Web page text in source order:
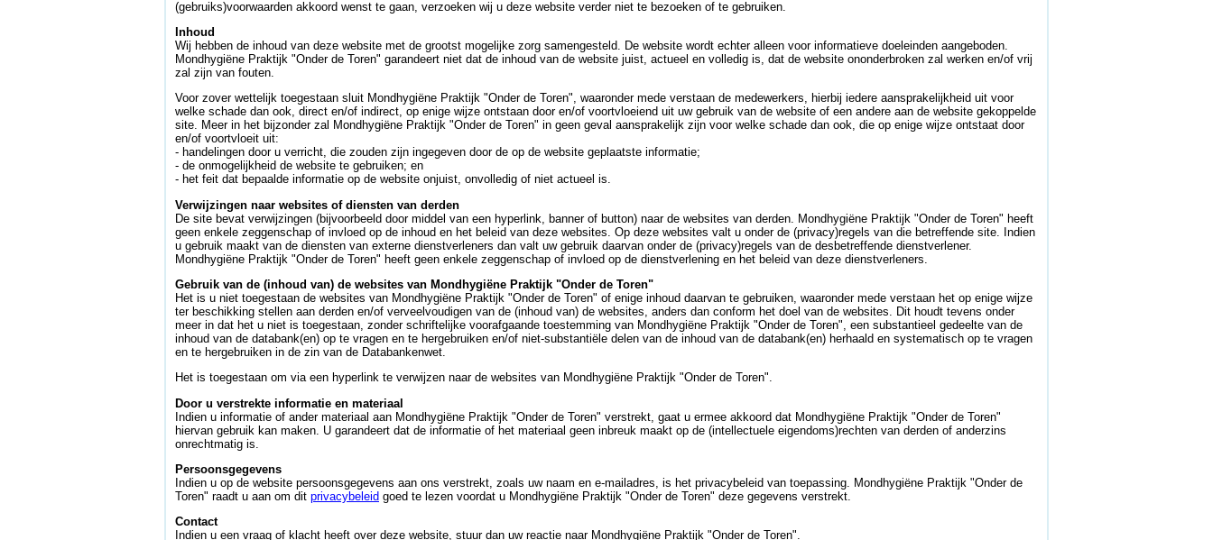
(gebruiks)voorwaarden akkoord wenst te gaan, verzoeken wij u deze website verder niet te bezoeken of te gebruiken.
Inhoud
Wij hebben de inhoud van deze website met de grootst mogelijke zorg samengesteld. De website wordt echter alleen voor informatieve doeleinden aangeboden.
Mondhygiëne Praktijk "Onder de Toren" garandeert niet dat de inhoud van de website juist, actueel en volledig is, dat de website ononderbroken zal werken en/of vrij
zal zijn van fouten.
Voor zover wettelijk toegestaan sluit Mondhygiëne Praktijk "Onder de Toren", waaronder mede verstaan de medewerkers, hierbij iedere aansprakelijkheid uit voor
welke schade dan ook, direct en/of indirect, op enige wijze ontstaan door en/of voortvloeiend uit uw gebruik van de website of een andere aan de website gekoppelde
site. Meer in het bijzonder zal Mondhygiëne Praktijk "Onder de Toren" in geen geval aansprakelijk zijn voor welke schade dan ook, die op enige wijze ontstaat door
en/of voortvloeit uit:
- handelingen door u verricht, die zouden zijn ingegeven door de op de website geplaatste informatie;
- de onmogelijkheid de website te gebruiken; en
- het feit dat bepaalde informatie op de website onjuist, onvolledig of niet actueel is.
Verwijzingen naar websites of diensten van derden
De site bevat verwijzingen (bijvoorbeeld door middel van een hyperlink, banner of button) naar de websites van derden. Mondhygiëne Praktijk "Onder de Toren" heeft
geen enkele zeggenschap of invloed op de inhoud en het beleid van deze websites. Op deze websites valt u onder de (privacy)regels van die betreffende site. Indien
u gebruik maakt van de diensten van externe dienstverleners dan valt uw gebruik daarvan onder de (privacy)regels van de desbetreffende dienstverlener.
Mondhygiëne Praktijk "Onder de Toren" heeft geen enkele zeggenschap of invloed op de dienstverlening en het beleid van deze dienstverleners.
Gebruik van de (inhoud van) de websites van Mondhygiëne Praktijk "Onder de Toren"
Het is u niet toegestaan de websites van Mondhygiëne Praktijk "Onder de Toren" of enige inhoud daarvan te gebruiken, waaronder mede verstaan het op enige wijze
ter beschikking stellen aan derden en/of verveelvoudigen van de (inhoud van) de websites, anders dan conform het doel van de websites. Dit houdt tevens onder
meer in dat het u niet is toegestaan, zonder schriftelijke voorafgaande toestemming van Mondhygiëne Praktijk "Onder de Toren", een substantieel gedeelte van de
inhoud van de databank(en) op te vragen en te hergebruiken en/of niet-substantiële delen van de inhoud van de databank(en) herhaald en systematisch op te vragen
en te hergebruiken in de zin van de Databankenwet.
Het is toegestaan om via een hyperlink te verwijzen naar de websites van Mondhygiëne Praktijk "Onder de Toren".
Door u verstrekte informatie en materiaal
Indien u informatie of ander materiaal aan Mondhygiëne Praktijk "Onder de Toren" verstrekt, gaat u ermee akkoord dat Mondhygiëne Praktijk "Onder de Toren"
hiervan gebruik kan maken. U garandeert dat de informatie of het materiaal geen inbreuk maakt op de (intellectuele eigendoms)rechten van derden of anderzins
onrechtmatig is.
Persoonsgegevens
Indien u op de website persoonsgegevens aan ons verstrekt, zoals uw naam en e-mailadres, is het privacybeleid van toepassing. Mondhygiëne Praktijk "Onder de
Toren" raadt u aan om dit privacybeleid goed te lezen voordat u Mondhygiëne Praktijk "Onder de Toren" deze gegevens verstrekt.
Contact
Indien u een vraag of klacht heeft over deze website, stuur dan uw reactie naar Mondhygiëne Praktijk "Onder de Toren".